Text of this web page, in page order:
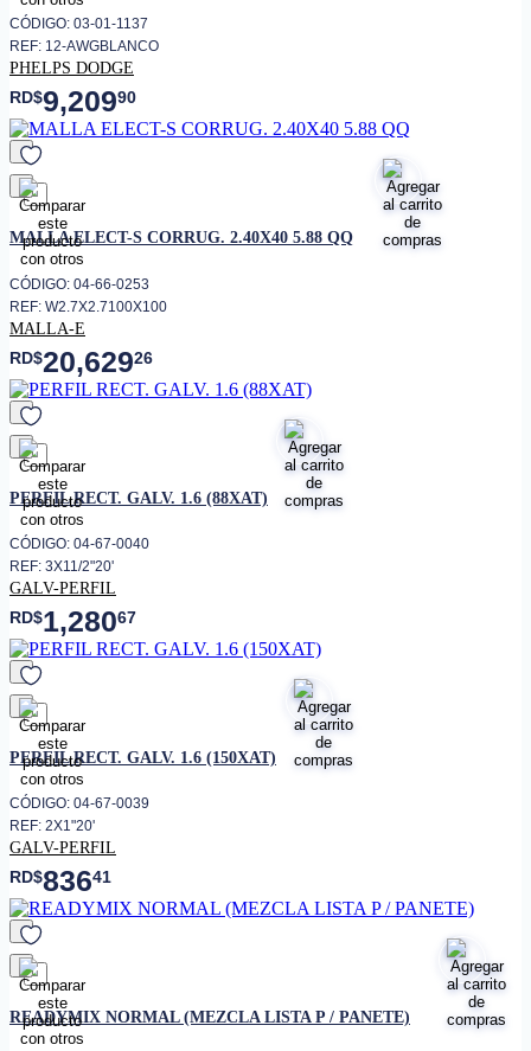
CÓDIGO: 03-01-1137
REF: 12-AWGBLANCO
PHELPS DODGE
RD$9,20990
favorito
MALLA ELECT-S CORRUG. 2.40X40 5.88 QQ
CÓDIGO: 04-66-0253
REF: W2.7X2.7100X100
MALLA-E
RD$20,62926
favorito
PERFIL RECT. GALV. 1.6 (88XAT)
CÓDIGO: 04-67-0040
REF: 3X11/2"20'
GALV-PERFIL
RD$1,28067
favorito
PERFIL RECT. GALV. 1.6 (150XAT)
CÓDIGO: 04-67-0039
REF: 2X1"20'
GALV-PERFIL
RD$83641
favorito
READYMIX NORMAL (MEZCLA LISTA P / PANETE)